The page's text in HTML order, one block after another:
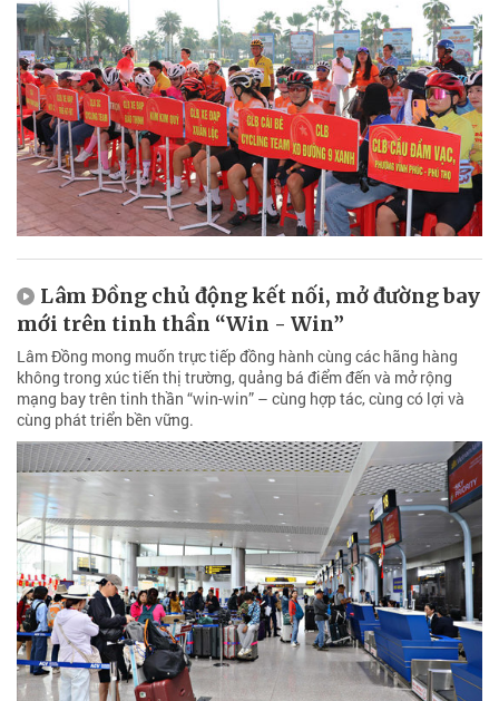
Lâm Đồng chủ động kết nối, mở đường bay
mới trên tinh thần “Win - Win”
Lâm Đồng mong muốn trực tiếp đồng hành cùng các hãng hàng
không trong xúc tiến thị trường, quảng bá điểm đến và mở rộng
mạng bay trên tinh thần “win-win” – cùng hợp tác, cùng có lợi và
cùng phát triển bền vững.